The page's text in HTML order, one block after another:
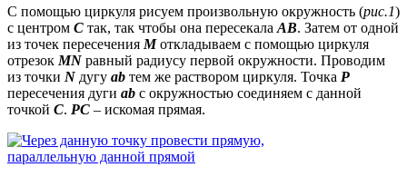
С помощью циркуля рисуем произвольную окружность (рис.1)
с центром С так, так чтобы она пересекала АВ. Затем от одной
из точек пересечения Моткладываем с помощью циркуля
отрезок MN равный радиусу первой окружности. Проводим
из точки N дугу ab тем же раствором циркуля. Точка Р
пересечения дуги ab с окружностью соединяем с данной
точкой С. PC – искомая прямая.